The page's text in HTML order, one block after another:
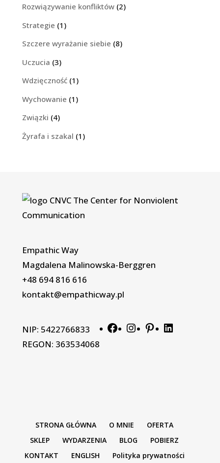
Rozwiązywanie konfliktów(2)
Strategie (1)
Szczere wyrażanie siebie (8)
Uczucia (3)
Wdzięczność(1)
Wychowanie (1)
Związki (4)
Żyrafa i szakal (1)
Empathic Way
Magdalena Malinowska-Berggren
+48 694 816 616
kontakt@empathicway.pl
NIP: 5422766833
REGON: 363534068
Facebook
Instagram
Pinterest
LinkedIn
STRONA GŁÓWNA O MNIE
OFERTA
SKLEP
WYDARZENIA BLOG
POBIERZ
KONTAKT
ENGLISH Polityka prywatności